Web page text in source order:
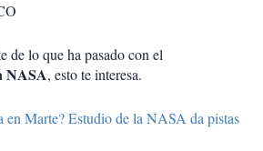
de lo que ha pasado con el
NASA, esto te interesa.
en Marte? Estudio de la NASA da pistas